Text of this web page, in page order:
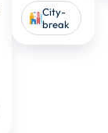
City-
break